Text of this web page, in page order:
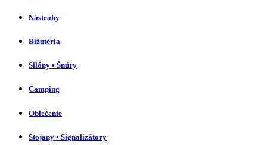
Nástrahy
Bižutéria
Silóny • Šnúry
Camping
Oblečenie
Stojany • Signalizátory